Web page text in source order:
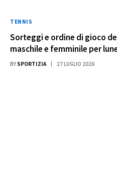
TENNIS
Sorteggi e ordine di gioco
maschile e femminile per
BY SPORTIZIA 27 LUGLIO 2026